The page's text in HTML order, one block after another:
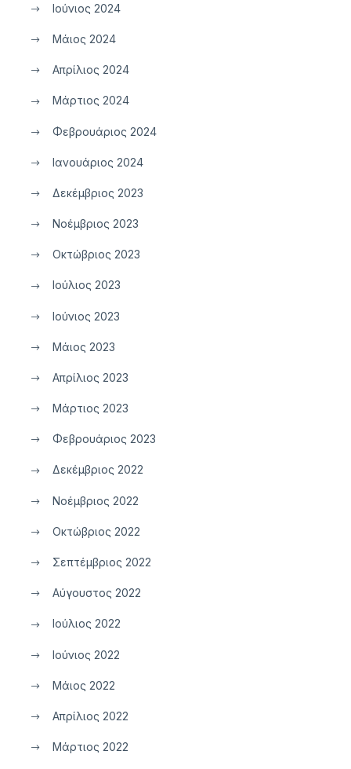
Ιούνιος 2024
Μάιος 2024
Απρίλιος 2024
Μάρτιος 2024
Φεβρουάριος 2024
Ιανουάριος 2024
Δεκέμβριος 2023
Νοέμβριος 2023
Οκτώβριος 2023
Ιούλιος 2023
Ιούνιος 2023
Μάιος 2023
Απρίλιος 2023
Μάρτιος 2023
Φεβρουάριος 2023
Δεκέμβριος 2022
Νοέμβριος 2022
Οκτώβριος 2022
Σεπτέμβριος 2022
Αύγουστος 2022
Ιούλιος 2022
Ιούνιος 2022
Μάιος 2022
Απρίλιος 2022
Μάρτιος 2022